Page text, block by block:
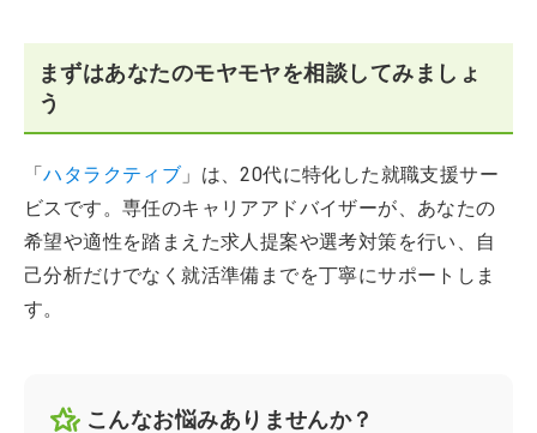
まずはあなたのモヤモヤを相談してみましょ
う
「ハタラクティブ 」は、20代に特化した就職支援サー
ビスです。専任のキャリアアドバイザーが、あなたの
希望や適性を踏まえた求人提案や選考対策を行い、自
己分析だけでなく就活準備までを丁寧にサポートしま
す。
こんなお悩みありませんか？